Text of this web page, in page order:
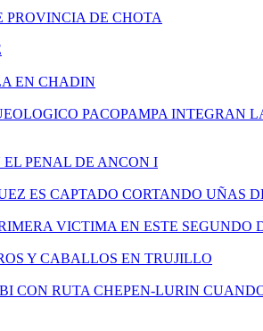
PROVINCIA DE CHOTA
EN CHADIN
PACOPAMPA INTEGRAN
PENAL DE ANCON I
ES CAPTADO CORTANDO UÑAS
VICTIMA EN ESTE
Y CABALLOS EN TRUJILLO
CON RUTA CHEPEN-LURIN